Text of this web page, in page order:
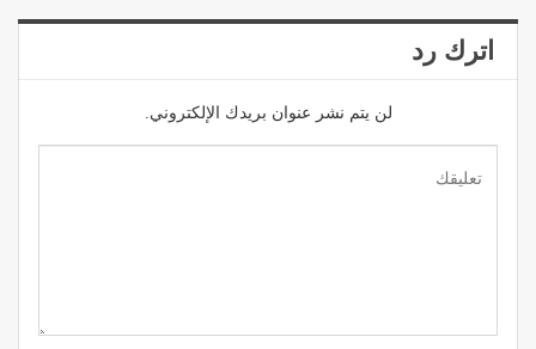
اترك رد
لن يتم نشر عنوان بريدك الإلكتروني.